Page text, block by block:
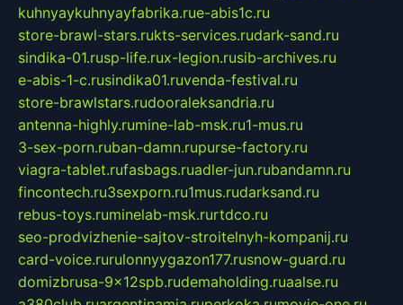
kuhnyaykuhnyayfabrika.rue-abis1c.ru
store-brawl-stars.rukts-services.rudark-sand.ru
sindika-01.rusp-life.rux-legion.rusib-archives.ru
e-abis-1-c.rusindika01.ruvenda-festival.ru
store-brawlstars.rudooraleksandria.ru
antenna-highly.rumine-lab-msk.ru1-mus.ru
3-sex-porn.ruban-damn.rupurse-factory.ru
viagra-tablet.rufasbags.ruadler-jun.rubandamn.ru
fincontech.ru3sexporn.ru1mus.rudarksand.ru
rebus-toys.ruminelab-msk.rurtdco.ru
seo-prodvizhenie-sajtov-stroitelnyh-kompanij.ru
card-voice.rurulonnyygazon177.rusnow-guard.ru
domizbrusa-9x12spb.rudemaholding.ruaalse.ru